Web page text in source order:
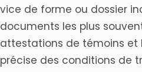
vice de forme ou dossier
documents les plus
attestations de témoins
précise des conditions de